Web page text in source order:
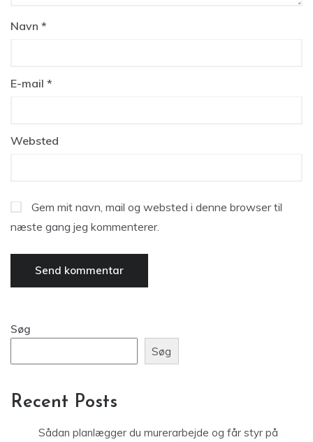
Navn *
E-mail *
Websted
Gem mit navn, mail og websted i denne browser til
næste gang jeg kommenterer.
Søg
Søg
Recent Posts
Sådan planlægger du murerarbejde og får styr på